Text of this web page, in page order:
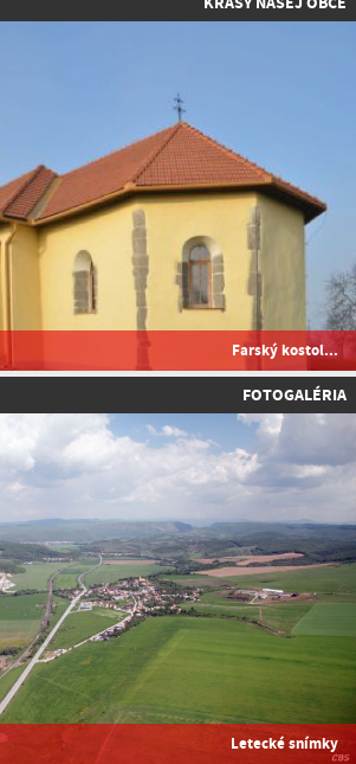
Farský kostol...
FOTOGALÉRIA
Letecké snímky